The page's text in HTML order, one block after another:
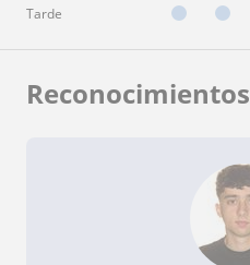
Tarde
Reconocimientos